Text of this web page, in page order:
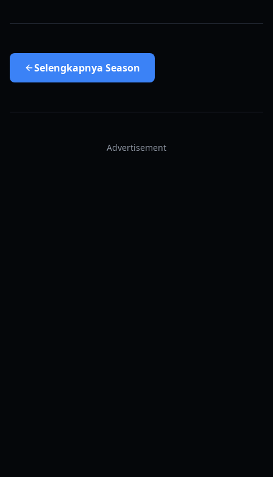
Selengkapnya Season
Advertisement